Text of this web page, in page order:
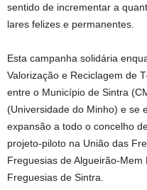
sentido de incrementar a
lares felizes e permanentes.
Esta campanha solidária
Valorização e Reciclagem de
entre o Município de Sintra
(Universidade do Minho) e se
expansão a todo o concelho
projeto-piloto na União das
Freguesias de Algueirão-
Freguesias de Sintra.